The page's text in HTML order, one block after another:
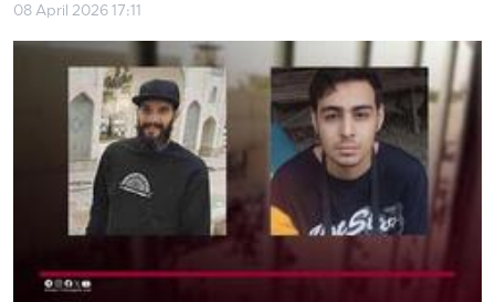
08 April 2026 17:11